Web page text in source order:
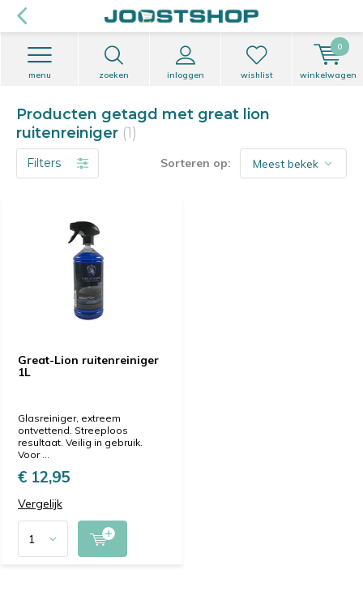
zoeken inloggen
menu wishlist winkelwagen
0
Producten getagd met great lion
ruitenreiniger (1)
Filters Sorteren op:
Great-Lion ruitenreiniger
1L
Glasreiniger, extreem
ontvettend. Streeploos
resultaat. Veilig in gebruik.
Voor ...
€ 12,95
Vergelijk